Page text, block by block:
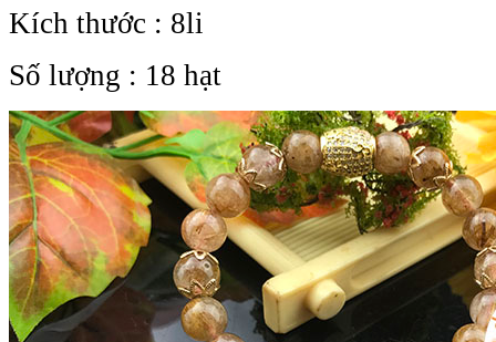
Kích thước : 8li
Số lượng : 18 hạt